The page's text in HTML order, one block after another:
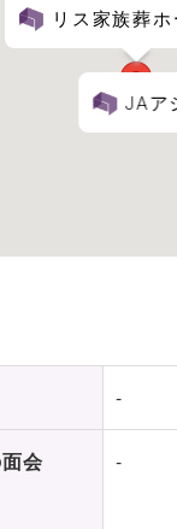
JAア
リス家族葬
-
会 -